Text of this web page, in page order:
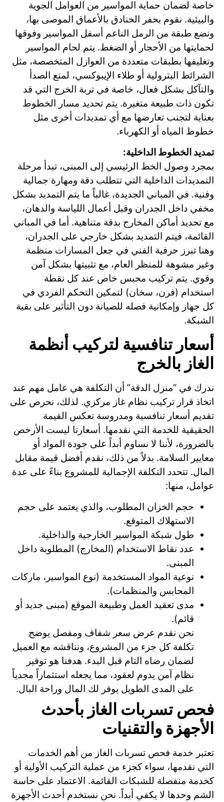
خاصة لضمان حماية المواسير من العوامل الجوية
والبيئية. نقوم بحفر الخنادق بالأعماق الموصى بها،
ونضع طبقة من الرمل الناعم أسفل المواسير وفوقها
لحمايتها من الأحجار أو الضغط. يتم لحام المواسير
وتغليفها بطبقات متعددة من العوازل المتخصصة، مثل
الشرائط البترولية أو طلاء الإيبوكسي، لمنع الصدأ
والتآكل بشكل فعال، خاصة في تربة الخرج التي قد
تكون ذات طبيعة متغيرة. يتم تحديد مسار الخطوط
بعناية لتجنب تعارضها مع أي تمديدات أخرى مثل
خطوط المياه أو الكهرباء.
تمديد الخطوط الداخلية:
بمجرد وصول الخط الرئيسي إلى المبنى، تبدأ مرحلة
التمديدات الداخلية التي تتطلب دقة ومهارة جمالية
وفنية. في المباني الجديدة، غالباً ما يتم التمديد بشكل
مخفي داخل الجدران وقبل أعمال اللياسة والدهان،
مع تحديد أماكن المخارج بدقة متناهية. أما في المباني
القائمة، فيتم التمديد بشكل خارجي على الجدران،
وهنا تبرز حرفية الفني في جعل المسارات منظمة
وغير مشوهة للمنظر العام، مع تثبيتها بشكل آمن
وقوي. يتم تركيب محبس خاص عند كل نقطة
استخدام (فرن، سخان) لتمكين التحكم الفردي في
كل جهاز وإمكانية فصله للصيانة دون التأثير على بقية
الشبكة.
أسعار تنافسية لتركيب أنظمة
الغاز بالخرج
ندرك في “منزل الدقة” أن التكلفة هي عامل مهم عند
اتخاذ قرار تركيب نظام غاز مركزي. لذلك، نحرص على
تقديم أسعار تنافسية ومدروسة تعكس القيمة
الحقيقية للخدمة التي نقدمها. أسعارنا ليست الأرخص
بالضرورة، لأننا لا نساوم أبداً على جودة المواد أو
معايير السلامة. بدلاً من ذلك، نقدم أفضل قيمة مقابل
المال. تتحدد التكلفة الإجمالية للمشروع بناءً على عدة
عوامل، منها:
حجم الخزان المطلوب، والذي يعتمد على حجم
الاستهلاك المتوقع.
طول شبكة المواسير الخارجية والداخلية.
عدد نقاط الاستخدام (المخارج) المطلوبة داخل
المبنى.
نوعية المواد المستخدمة (نوع المواسير، ماركات
المحابس والمنظمات).
مدى تعقيد العمل وطبيعة الموقع (مبنى جديد أو
قائم).
نحن نقدم عرض سعر شفاف ومفصل يوضح
تكلفة كل جزء من المشروع، ونناقشه مع العميل
لضمان رضاه التام قبل البدء. هدفنا هو توفير
نظام آمن يدوم لعقود، مما يجعله استثماراً مجدياً
على المدى الطويل يوفر لك المال وراحة البال.
فحص تسربات الغاز بأحدث
الأجهزة والتقنيات
تعتبر خدمة فحص تسربات الغاز من أهم الخدمات
التي نقدمها، سواء كجزء من عملية التركيب الأولية أو
كخدمة منفصلة للشبكات القائمة. الاعتماد على حاسة
الشم وحدها لا يكفي أبداً. نحن نستخدم أحدث الأجهزة